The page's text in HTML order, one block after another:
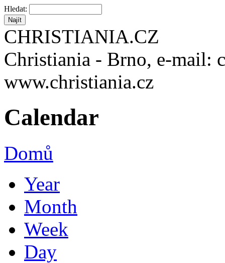
Hledat:
CHRISTIANIA.CZ
Christiania - Brno, e-mail:
www.christiania.cz
Calendar
Domů
Year
Month
Week
Day